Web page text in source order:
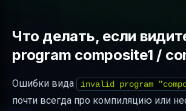
Что делать, если
program composite1 /
Ошибки вида invalid program
почти всегда про компиляцию или